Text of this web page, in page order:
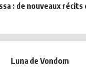
: de nouveaux
Luna de Vondom